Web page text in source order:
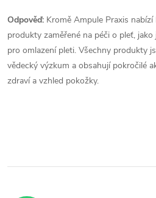
Odpověď: Kromě Ampule Praxis
produkty zaměřené na péči o pleť,
pro omlazení pleti. Všechny produkty
vědecký výzkum a obsahují pokročilé
zdraví a vzhled pokožky.